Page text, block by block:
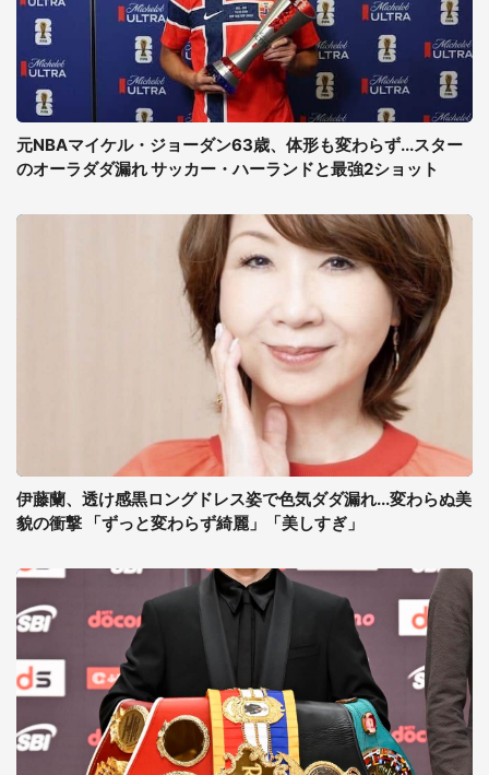
元NBAマイケル・ジョーダン63歳、体形も変わらず...スター
のオーラダダ漏れ サッカー・ハーランドと最強2ショット
伊藤蘭、透け感黒ロングドレス姿で色気ダダ漏れ...変わらぬ美
貌の衝撃 「ずっと変わらず綺麗」「美しすぎ」